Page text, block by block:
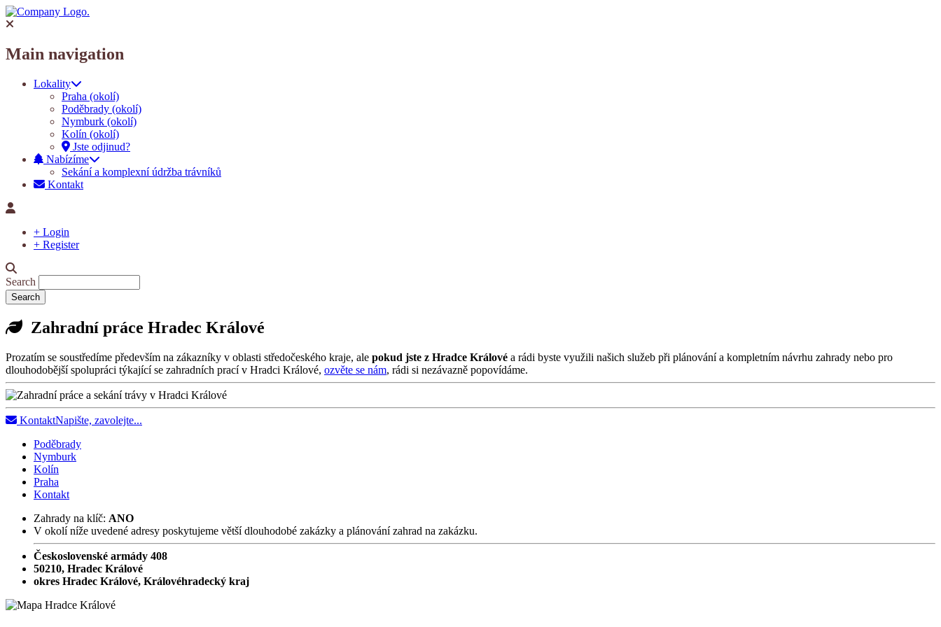
Main navigation
Lokality
Praha (okolí)
Poděbrady (okolí)
Nymburk (okolí)
Kolín (okolí)
Jste odjinud?
Nabízíme
Sekání a komplexní údržba trávníků
Kontakt
+ Login
+ Register
Search
Zahradní práce Hradec Králové
Prozatím se soustředíme především na zákazníky v oblasti středočeského kraje, ale pokud jste z Hradce Králové a rádi byste využili našich služeb při plánování a kompletním návrhu zahrady nebo pro
dlouhodobější spolupráci týkající se zahradních prací v Hradci Králové, ozvěte se nám, rádi si nezávazně popovídáme.
KontaktNapište, zavolejte...
Poděbrady
Nymburk
Kolín
Praha
Kontakt
Zahrady na klíč: ANO
V okolí níže uvedené adresy poskytujeme větší dlouhodobé zakázky a plánování zahrad na zakázku.
Československé armády 408
50210, Hradec Králové
okres Hradec Králové, Královéhradecký kraj